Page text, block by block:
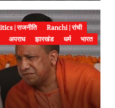
| राजनीति
Ranchi | रांची
अपराध झारखंड धर्म
भारत